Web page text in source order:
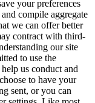
your preferences
compile aggregate
we can offer better
contract with third-
our site
to use the
us conduct and
to have your
sent, or you can